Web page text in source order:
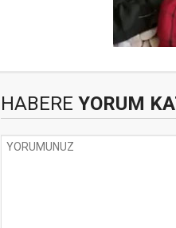
HABERE YORUM